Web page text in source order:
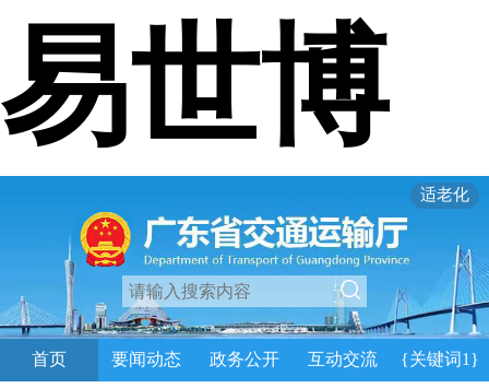
易世博
适老化
首页 要闻动态 政务公开 互动交流 {关键词1}